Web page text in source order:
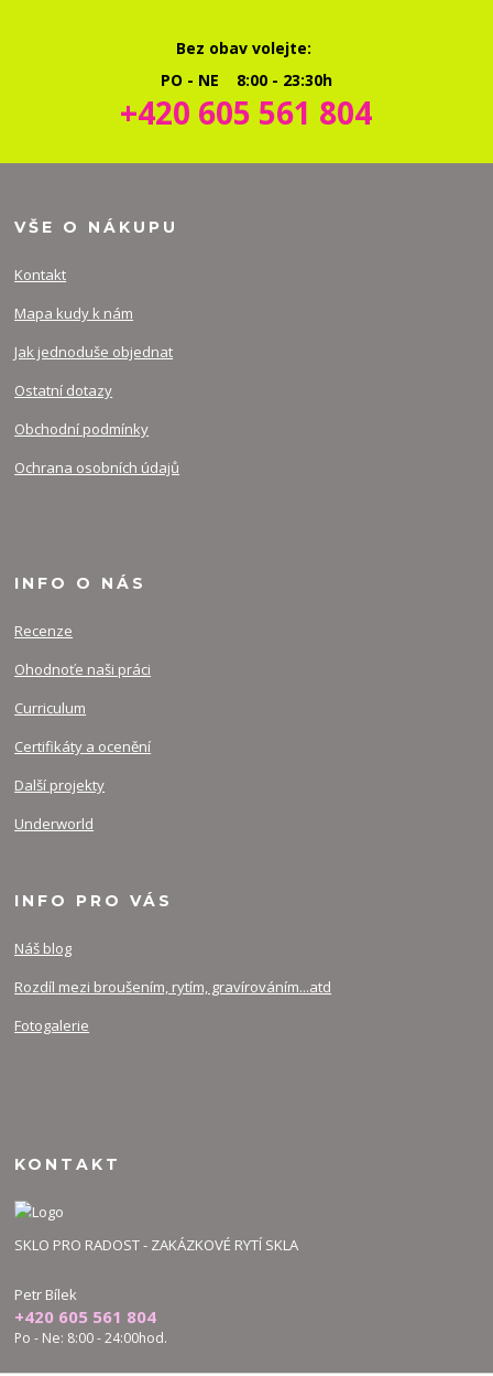
Bez obav volejte:
PO - NE 8:00 - 23:30h
+420 605 561 804
VŠE O NÁKUPU
Kontakt
Mapa kudy k nám
Jak jednoduše objednat
Ostatní dotazy
Obchodní podmínky
Ochrana osobních údajů
INFO O NÁS
Recenze
Ohodnoťe naši práci
Curriculum
Certifikáty a ocenění
Další projekty
Underworld
INFO PRO VÁS
Náš blog
Rozdíl mezi broušením, rytím, gravírováním...atd
Fotogalerie
KONTAKT
SKLO PRO RADOST - ZAKÁZKOVÉ RYTÍ SKLA
Petr Bílek
+420 605 561 804
Po - Ne: 8:00 - 24:00hod.